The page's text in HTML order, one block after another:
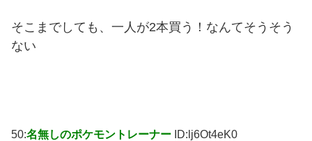
そこまでしても、一人が2本買う！なんてそうそう
ない
50:名無しのポケモントレーナー ID:lj6Ot4eK0